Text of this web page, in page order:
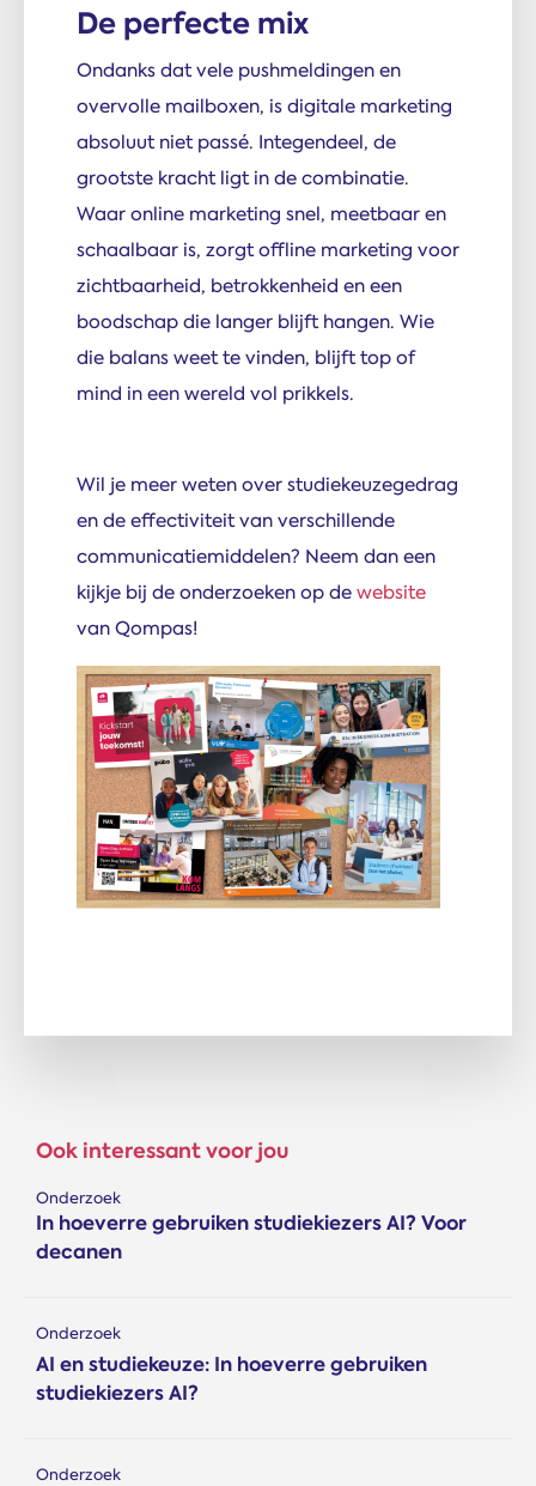
De perfecte mix
Ondanks dat vele pushmeldingen en
overvolle mailboxen, is digitale marketing
absoluut niet passé. Integendeel, de
grootste kracht ligt in de combinatie.
Waar online marketing snel, meetbaar en
schaalbaar is, zorgt offline marketing voor
zichtbaarheid, betrokkenheid en een
boodschap die langer blijft hangen. Wie
die balans weet te vinden, blijft top of
mind in een wereld vol prikkels.
Wil je meer weten over studiekeuzegedrag
en de effectiviteit van verschillende
communicatiemiddelen? Neem dan een
kijkje bij de onderzoeken op dewebsite
van Qompas!
Ook interessant voor jou
Onderzoek
In hoeverre gebruiken studiekiezers AI? Voor
decanen
Onderzoek
AI en studiekeuze: In hoeverre gebruiken
studiekiezers AI?
Onderzoek